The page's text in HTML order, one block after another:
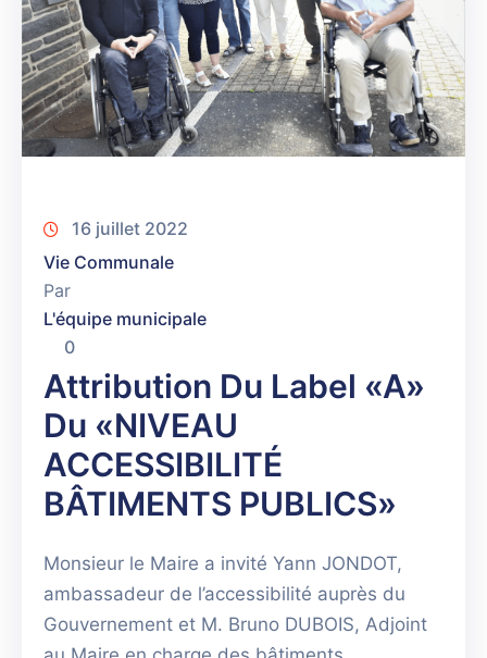
16 juillet 2022
Vie Communale
Par
L'équipe municipale
0
Attribution Du Label «A»
Du «NIVEAU
ACCESSIBILITÉ
BÂTIMENTS PUBLICS»
Monsieur le Maire a invité Yann JONDOT,
ambassadeur de l’accessibilité auprès du
Gouvernement et M. Bruno DUBOIS, Adjoint